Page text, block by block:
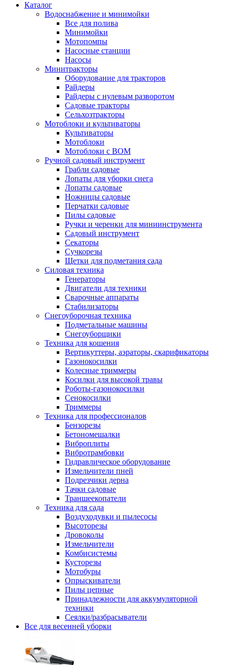
Каталог
Водоснабжение и минимойки
Все для полива
Минимойки
Мотопомпы
Насосные станции
Насосы
Минитракторы
Оборудование для тракторов
Райдеры
Райдеры с нулевым разворотом
Садовые тракторы
Сельхозтракторы
Мотоблоки и культиваторы
Культиваторы
Мотоблоки
Мотоблоки с ВОМ
Ручной садовый инструмент
Грабли садовые
Лопаты для уборки снега
Лопаты садовые
Ножницы садовые
Перчатки садовые
Пилы садовые
Ручки и черенки для миниинструмента
Садовый инструмент
Секаторы
Сучкорезы
Щетки для подметания сада
Силовая техника
Генераторы
Двигатели для техники
Сварочные аппараты
Стабилизаторы
Снегоуборочная техника
Подметальные машины
Снегоуборщики
Техника для кошения
Вертикуттеры, аэраторы, скарификаторы
Газонокосилки
Колесные триммеры
Косилки для высокой травы
Роботы-газонокосилки
Сенокосилки
Триммеры
Техника для профессионалов
Бензорезы
Бетономешалки
Виброплиты
Вибротрамбовки
Гидравлическое оборудование
Измельчители пней
Подрезчики дерна
Тачки садовые
Траншеекопатели
Техника для сада
Воздуходувки и пылесосы
Высоторезы
Дровоколы
Измельчители
Комбисистемы
Кусторезы
Мотобуры
Опрыскиватели
Пилы цепные
Принадлежности для аккумуляторной
техники
Сеялки/разбрасыватели
Все для весенней уборки